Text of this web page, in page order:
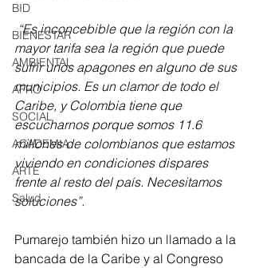
BID
BIENESTAR
AMBIENTAL
AFRO
SOCIAL
ACADEMIA
ARTE
Salud
“Es inconcebible que la región con la
mayor tarifa sea la región que puede
sufrir unos apagones en alguno de sus
municipios. Es un clamor de todo el
Caribe, y Colombia tiene que
escucharnos porque somos 11.6
millones de colombianos que estamos
viviendo en condiciones dispares
frente al resto del país. Necesitamos
soluciones”.
Pumarejo también hizo un llamado a la
bancada de la Caribe y al Congreso